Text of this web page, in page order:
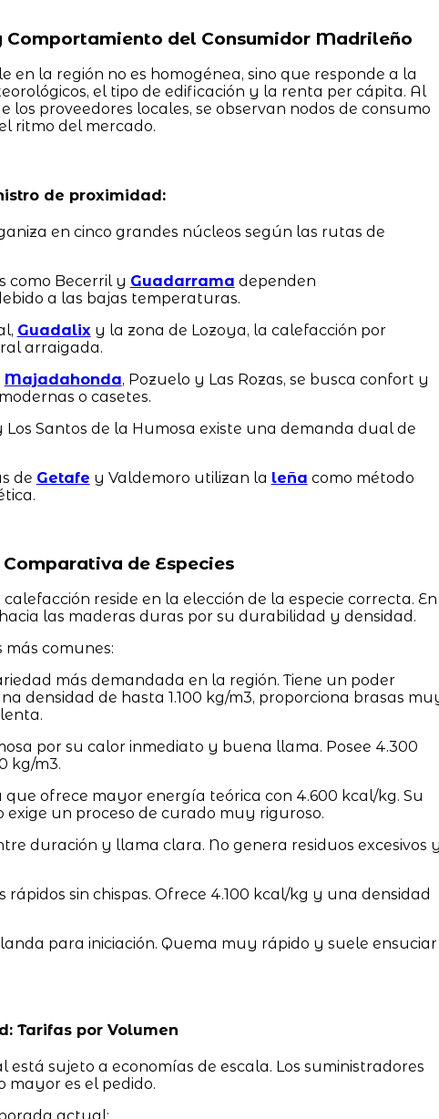
Comportamiento del Consumidor Madrileño
en la región no es homogénea, sino que responde a la
el tipo de edificación y la renta per cápita. Al
los proveedores locales, se observan nodos de consumo
ritmo del mercado.
de proximidad:
en cinco grandes núcleos según las rutas de
como Becerril y Guadarrama dependen
a las bajas temperaturas.
Guadalixy la zona de Lozoya, la calefacción por
arraigada.
Majadahonda, Pozuelo y Las Rozas, se busca confort y
o casetes.
Santos de la Humosa existe una demanda dual de
de Getafe y Valdemoro utilizan la leña como método
de Especies
reside en la elección de la especie correcta. En
las maderas duras por su durabilidad y densidad.
más comunes:
más demandada en la región. Tiene un poder
densidad de hasta 1.100 kg/m3, proporciona brasas
por su calor inmediato y buena llama. Posee 4.300
kg/m3.
que ofrece mayor energía teórica con 4.600 kcal/kg. Su
exige un proceso de curado muy riguroso.
duración y llama clara. No genera residuos excesivos y
sin chispas. Ofrece 4.100 kcal/kg y una densidad
para iniciación. Quema muy rápido y suele ensuciar
Tarifas por Volumen
está sujeto a economías de escala. Los suministradores
mayor es el pedido.